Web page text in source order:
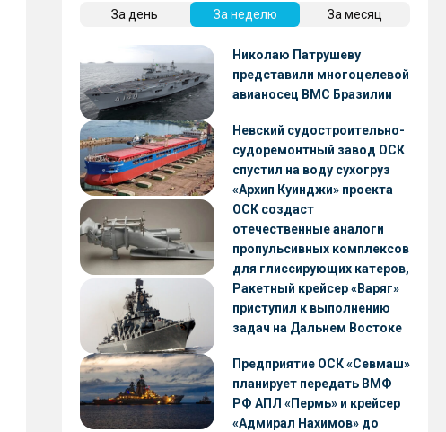
За день За неделю За месяц
Николаю Патрушеву
представили многоцелевой
авианосец ВМС Бразилии
Невский судостроительно-
судоремонтный завод ОСК
спустил на воду сухогруз
«Архип Куинджи» проекта
RSD59
ОСК создаст
отечественные аналоги
пропульсивных комплексов
для глиссирующих катеров,
скоростных судов и судов с
малой осадкой
Ракетный крейсер «Варяг»
приступил к выполнению
задач на Дальнем Востоке
Предприятие ОСК «Севмаш»
планирует передать ВМФ
РФ АПЛ «Пермь» и крейсер
«Адмирал Нахимов» до